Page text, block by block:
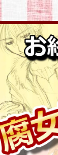
お絵か
お絵かきとゲー